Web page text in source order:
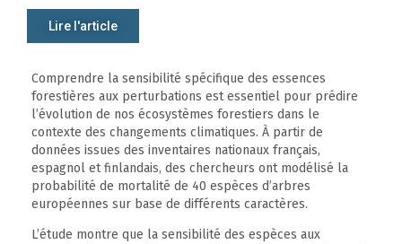
Lire l'article
Comprendre la sensibilité spécifique des essences
forestières aux perturbations est essentiel pour prédire
l’évolution de nos écosystèmes forestiers dans le
contexte des changements climatiques. À partir de
données issues des inventaires nationaux français,
espagnol et finlandais, des chercheurs ont modélisé la
probabilité de mortalité de 40 espèces d’arbres
européennes sur base de différents caractères.
L’étude montre que la sensibilité des espèces aux